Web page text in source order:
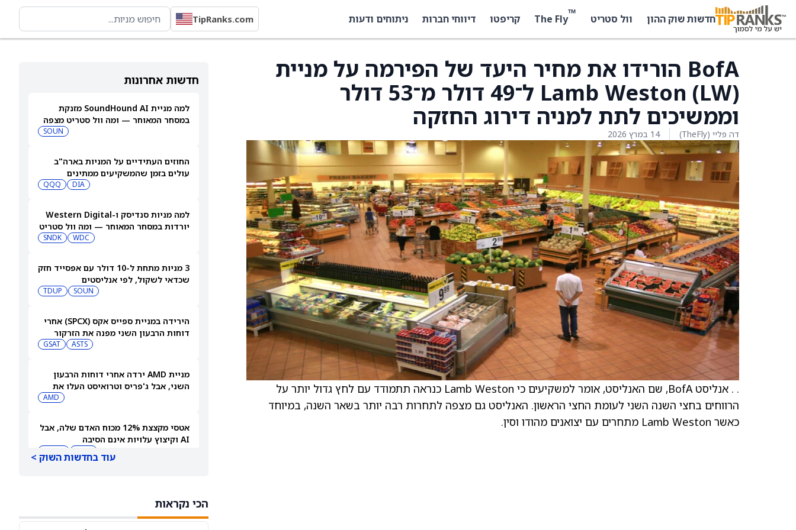
חדשות שוק ההון וול סטריט ™
The Fly קריפטו דיווחי חברות ניתוחים ודעות TipRanks.com
חדשות אחרונות
למה מניית SoundHound AI מזנקת
במסחר המאוחר — ומה וול סטריט מצפה
SOUN
החוזים העתידיים על המניות בארה"ב
עולים בזמן שהמשקיעים ממתינים
DIA
QQQ
למה מניות סנדיסק ו-Western Digital
יורדות במסחר המאוחר — ומה וול סטריט
WDC
SNDK
3 מניות מתחת ל-10 דולר עם אפסייד חזק
שכדאי לשקול, לפי אנליסטים
SOUN
TDUP
הירידה במניית ספייס אקס (SPCX) אחרי
דוחות הרבעון השני מפנה את הזרקור
לקרנות סל חלל עם חשיפה גבוהה
ASTS
GSAT
מניית AMD ירדה אחרי דוחות הרבעון
השני, אבל ג'פריס וטרואיסט העלו את
AMD
אטסי מקצצת 12% מכוח האדם שלה, אבל
AI וקיצוץ עלויות אינם הסיבה
מחיר היעד למניית אנבידיה (אנבידיה)
עוד בחדשות השוק >
הכי נקראות
BofA הורידו את מחיר היעד של הפירמה על מניית
Lamb Weston (LW) ל־49 דולר מ־53 דולר
וממשיכים לתת למניה דירוג החזקה
דה פליי (TheFly) 14 במרץ 2026
. . אנליסט BofA, שם האנליסט, אומר למשקיעים כי Lamb Weston כנראה תתמודד עם לחץ גדול יותר על
הרווחים בחצי השנה השני לעומת החצי הראשון. האנליסט גם מצפה לתחרות רבה יותר בשאר השנה, במיוחד
כאשר Lamb Weston מתחרים עם יצואנים מהודו וסין.